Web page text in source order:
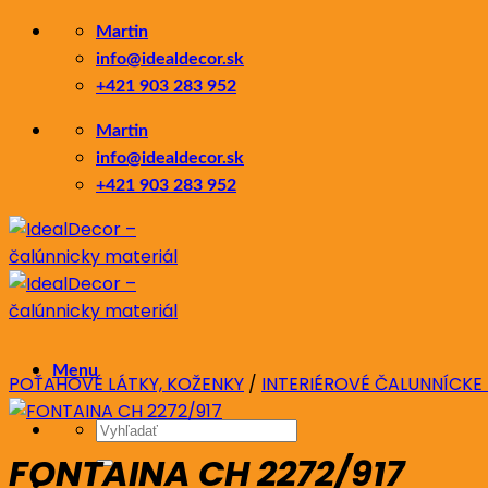
Skip
content
Martin
info@idealdecor.sk
+421 903 283 952
Martin
info@idealdecor.sk
+421 903 283 952
Menu
Hľadať:
POŤAHOVÉ LÁTKY, KOŽENKY / INTERIÉROVÉ ČALUNNÍCKE
FONTAINA CH 2272/917